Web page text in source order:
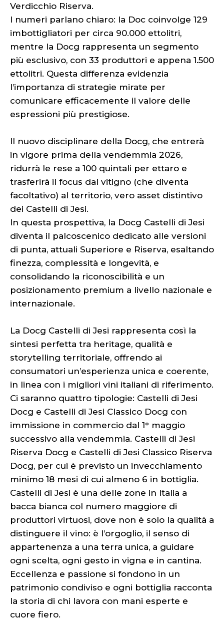
Verdicchio Riserva.
I numeri parlano chiaro: la Doc coinvolge 129
imbottigliatori per circa 90.000 ettolitri,
mentre la Docg rappresenta un segmento
più esclusivo, con 33 produttori e appena 1.500
ettolitri. Questa differenza evidenzia
l’importanza di strategie mirate per
comunicare efficacemente il valore delle
espressioni più prestigiose.
Il nuovo disciplinare della Docg, che entrerà
in vigore prima della vendemmia 2026,
ridurrà le rese a 100 quintali per ettaro e
trasferirà il focus dal vitigno (che diventa
facoltativo) al territorio, vero asset distintivo
dei Castelli di Jesi.
In questa prospettiva, la Docg Castelli di Jesi
diventa il palcoscenico dedicato alle versioni
di punta, attuali Superiore e Riserva, esaltando
finezza, complessità e longevità, e
consolidando la riconoscibilità e un
posizionamento premium a livello nazionale e
internazionale.
La Docg Castelli di Jesi rappresenta così la
sintesi perfetta tra heritage, qualità e
storytelling territoriale, offrendo ai
consumatori un’esperienza unica e coerente,
in linea con i migliori vini italiani di riferimento.
Ci saranno quattro tipologie: Castelli di Jesi
Docg e Castelli di Jesi Classico Docg con
immissione in commercio dal 1° maggio
successivo alla vendemmia. Castelli di Jesi
Riserva Docg e Castelli di Jesi Classico Riserva
Docg, per cui è previsto un invecchiamento
minimo 18 mesi di cui almeno 6 in bottiglia.
Castelli di Jesi è una delle zone in Italia a
bacca bianca col numero maggiore di
produttori virtuosi, dove non è solo la qualità a
distinguere il vino: è l’orgoglio, il senso di
appartenenza a una terra unica, a guidare
ogni scelta, ogni gesto in vigna e in cantina.
Eccellenza e passione si fondono in un
patrimonio condiviso e ogni bottiglia racconta
la storia di chi lavora con mani esperte e
cuore fiero.